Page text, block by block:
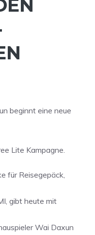
beginnt eine neue
Lite Kampagne.
für Reisegepäck,
gibt heute mit
Wai Daxun